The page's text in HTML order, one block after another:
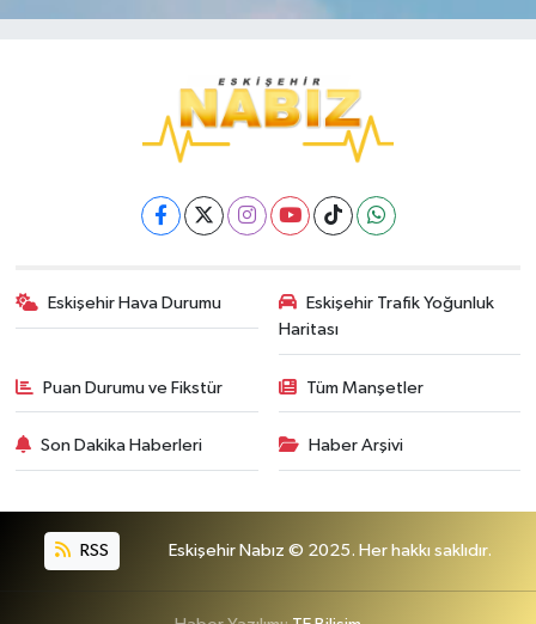
Eskişehir Hava Durumu
Eskişehir Trafik Yoğunluk
Haritası
Puan Durumu ve Fikstür Tüm Manşetler
Son Dakika Haberleri Haber Arşivi
RSS Eskişehir Nabız © 2025. Her hakkı saklıdır.